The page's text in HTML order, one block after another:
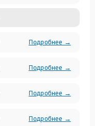
Подробнее →
Подробнее →
Подробнее →
Подробнее →